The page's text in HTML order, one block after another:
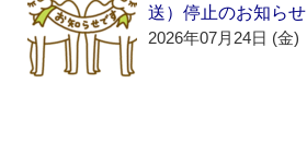
送）停止のお知らせ
2026年07月24日 (金)